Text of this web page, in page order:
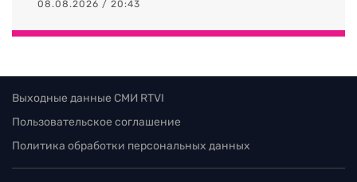
08.08.2026 / 20:43
Выходные данные СМИ RTVI
Пользовательское соглашение
Политика обработки персональных данных